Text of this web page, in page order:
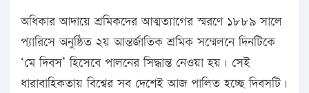
অধিকার আদায়ে শ্রমিকদের আত্মত্যাগের স্মরণে ১৮৮৯ সালে
প্যারিসে অনুষ্ঠিত ২য় আন্তর্জাতিক শ্রমিক সম্মেলনে দিনটিকে
‘মে দিবস’ হিসেবে পালনের সিদ্ধান্ত নেওয়া হয়। সেই
ধারাবাহিকতায় বিশ্বের সব দেশেই আজ পালিত হচ্ছে দিবসটি।